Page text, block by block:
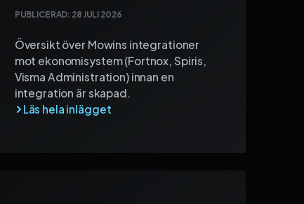
PUBLICERAD: 28 JULI 2026
Översikt över Mowins integrationer
mot ekonomisystem (Fortnox, Spiris,
Visma Administration) innan en
integration är skapad.